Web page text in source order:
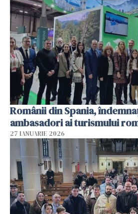
Românii din Spania,
ambasadori ai turismului
27 IANUARIE 2026